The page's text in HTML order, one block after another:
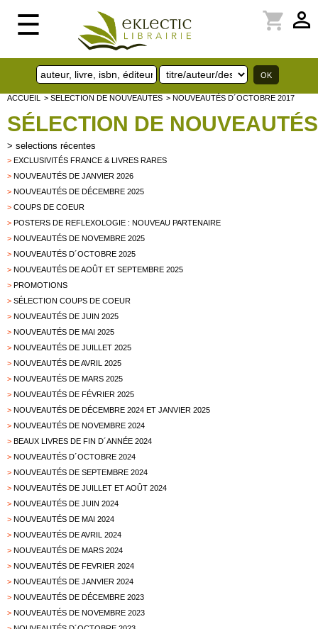
☰ perm_identity
shopping_cart
ACCUEIL > SELECTION DE NOUVEAUTES > NOUVEAUTÉS D´OCTOBRE 2017
SÉLECTION DE NOUVEAUTÉS
> selections récentes
> EXCLUSIVITÉS FRANCE & LIVRES RARES
> NOUVEAUTÉS DE JANVIER 2026
> NOUVEAUTÉS DE DÉCEMBRE 2025
> COUPS DE COEUR
> POSTERS DE REFLEXOLOGIE : NOUVEAU PARTENAIRE
> NOUVEAUTÉS DE NOVEMBRE 2025
> NOUVEAUTÉS D´OCTOBRE 2025
> NOUVEAUTÉS DE AOÛT ET SEPTEMBRE 2025
> PROMOTIONS
> SÉLECTION COUPS DE COEUR
> NOUVEAUTÉS DE JUIN 2025
> NOUVEAUTÉS DE MAI 2025
> NOUVEAUTÉS DE JUILLET 2025
> NOUVEAUTÉS DE AVRIL 2025
> NOUVEAUTÉS DE MARS 2025
> NOUVEAUTÉS DE FÉVRIER 2025
> NOUVEAUTÉS DE DÉCEMBRE 2024 ET JANVIER 2025
> NOUVEAUTÉS DE NOVEMBRE 2024
> BEAUX LIVRES DE FIN D´ANNÉE 2024
> NOUVEAUTÉS D´OCTOBRE 2024
> NOUVEAUTÉS DE SEPTEMBRE 2024
> NOUVEAUTÉS DE JUILLET ET AOÛT 2024
> NOUVEAUTÉS DE JUIN 2024
> NOUVEAUTÉS DE MAI 2024
> NOUVEAUTÉS DE AVRIL 2024
> NOUVEAUTÉS DE MARS 2024
> NOUVEAUTÉS DE FEVRIER 2024
> NOUVEAUTÉS DE JANVIER 2024
> NOUVEAUTÉS DE DÉCEMBRE 2023
> NOUVEAUTÉS DE NOVEMBRE 2023